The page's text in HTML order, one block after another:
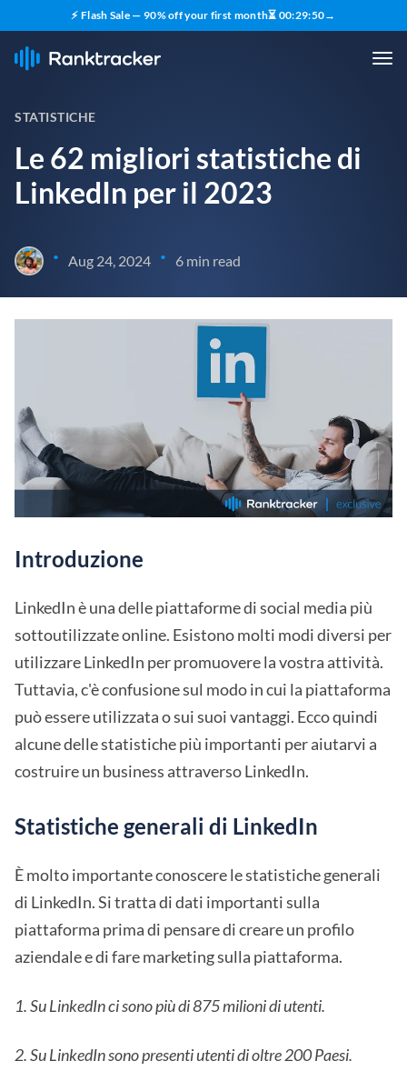
⚡ Flash Sale — 90% off your first month⏳ 00:29:49→
STATISTICHE
Le 62 migliori statistiche di
LinkedIn per il 2023
• Aug 24, 2024 • 6 min read
Introduzione
LinkedIn è una delle piattaforme di social media più
sottoutilizzate online. Esistono molti modi diversi per
utilizzare LinkedIn per promuovere la vostra attività.
Tuttavia, c'è confusione sul modo in cui la piattaforma
può essere utilizzata o sui suoi vantaggi. Ecco quindi
alcune delle statistiche più importanti per aiutarvi a
costruire un business attraverso LinkedIn.
Statistiche generali di LinkedIn
È molto importante conoscere le statistiche generali
di LinkedIn. Si tratta di dati importanti sulla
piattaforma prima di pensare di creare un profilo
aziendale e di fare marketing sulla piattaforma.
1. Su LinkedIn ci sono più di 875 milioni di utenti.
2. Su LinkedIn sono presenti utenti di oltre 200 Paesi.